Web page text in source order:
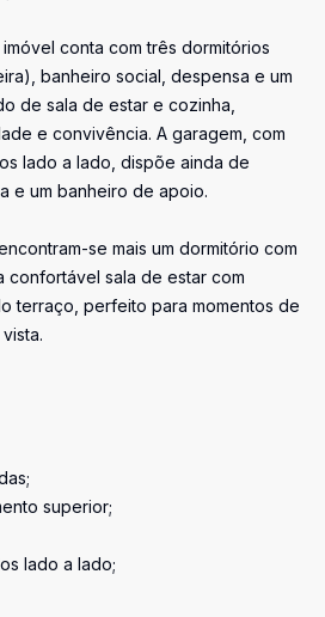
conta com três dormitórios
banheiro social, despensa e um
de sala de estar e cozinha,
e convivência. A garagem, com
lado a lado, dispõe ainda de
e um banheiro de apoio.
se mais um dormitório com
confortável sala de estar com
terraço, perfeito para momentos de
superior;
lado a lado;